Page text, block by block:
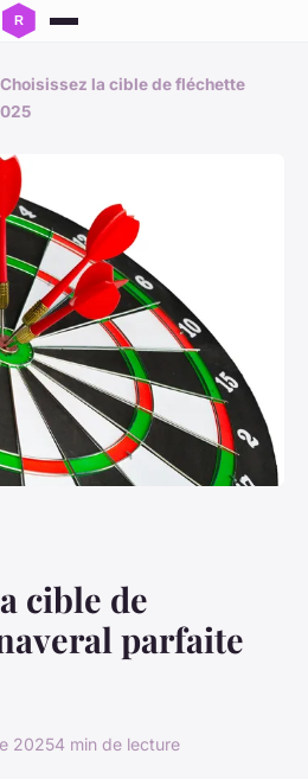
Choisissez la cible de fléchette
cible de
parfaite
20254 min de lecture